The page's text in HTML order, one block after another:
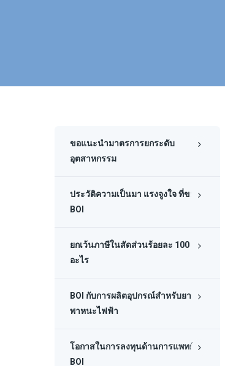
ขอแนะนำมาตรการยกระดับ
อุตสาหกรรม
ประวัติความเป็นมา แรงจูงใจ ที่ขอ
BOI
ยกเว้นภาษีในสัดส่วนร้อยละ 100 คือ
อะไร
BOI กับการผลิตอุปกรณ์สำหรับยาน
พาหนะไฟฟ้า
โอกาสในการลงทุนด้านการแพทย์
BOI